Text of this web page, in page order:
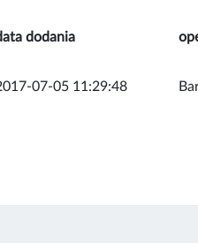
dodania
07-05 11:29:48